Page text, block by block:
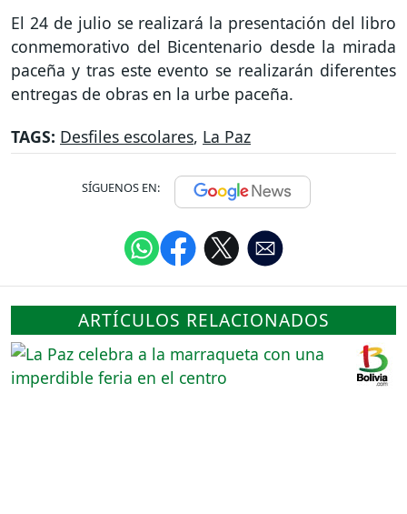
El 24 de julio se realizará la presentación del libro
conmemorativo del Bicentenario desde la mirada
paceña y tras este evento se realizarán diferentes
entregas de obras en la urbe paceña.
TAGS: Desfiles escolares, La Paz
SÍGUENOS EN:
ARTÍCULOS RELACIONADOS